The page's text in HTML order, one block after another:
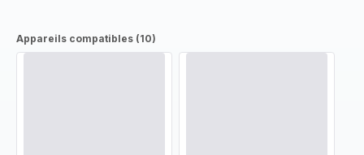
Appareils compatibles (10)